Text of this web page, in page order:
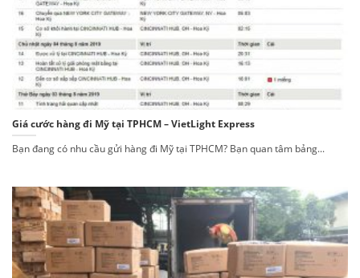
Giá cước hàng đi Mỹ tại TPHCM – VietLight Express
Bạn đang có nhu cầu gửi hàng đi Mỹ tại TPHCM? Bạn quan tâm bảng...